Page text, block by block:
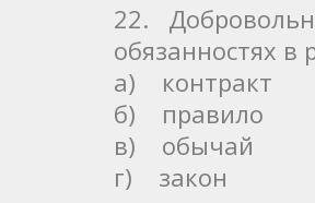
22.
обязанностях в
а) контракт
б) правило
в) обычай
г) закон